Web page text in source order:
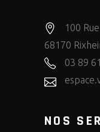
100
68170
03 89
NOS